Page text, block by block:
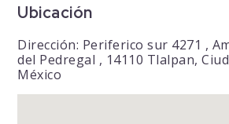
Ubicación
Dirección: Periferico sur 4271 ,
del Pedregal , 14110 Tlalpan,
México